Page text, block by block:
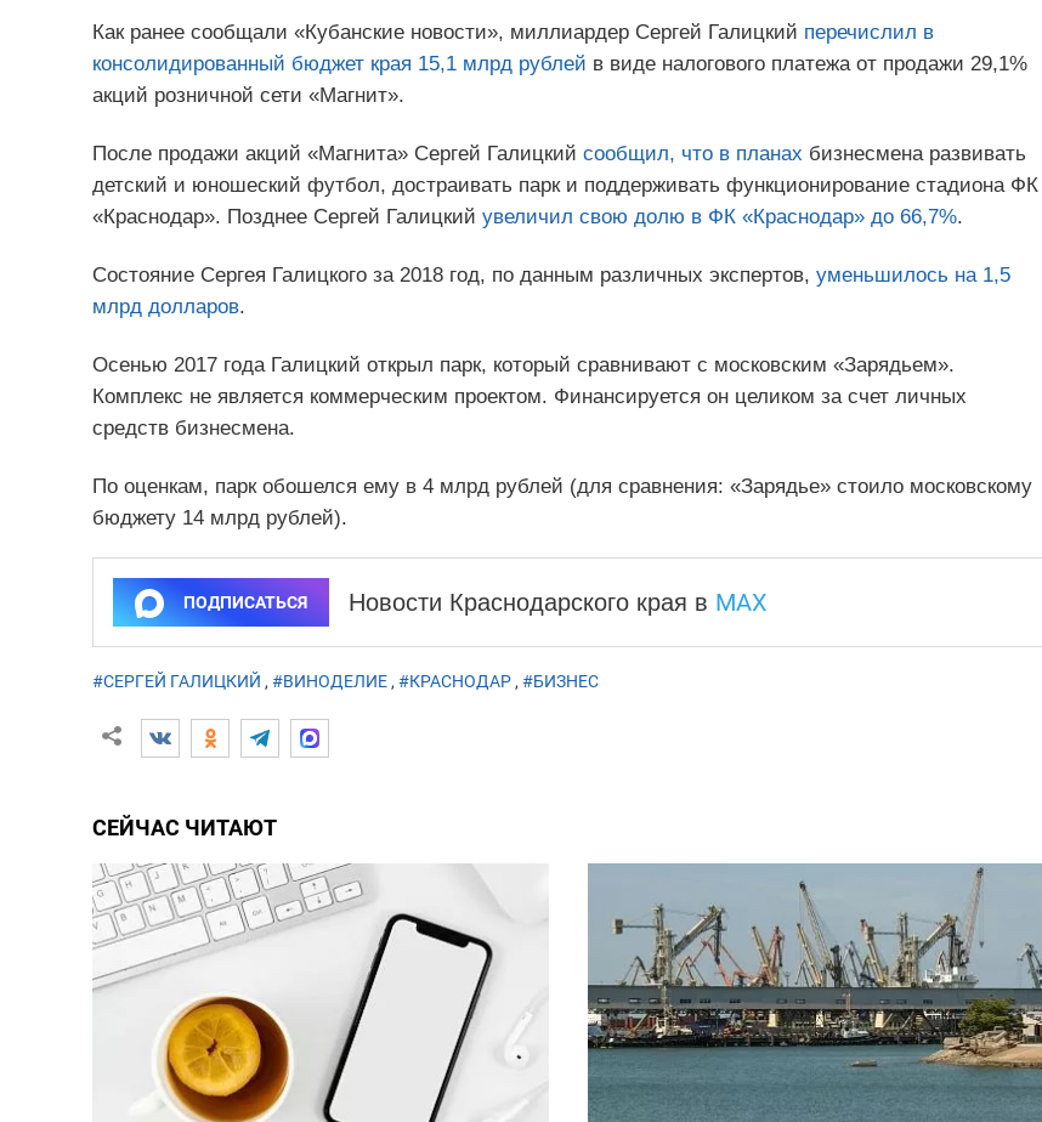
Как ранее сообщали «Кубанские новости», миллиардер Сергей Галицкий перечислил в
консолидированный бюджет края 15,1 млрд рублей в виде налогового платежа от продажи 29,1%
акций розничной сети «Магнит».
После продажи акций «Магнита» Сергей Галицкий сообщил, что в планах бизнесмена развивать
детский и юношеский футбол, достраивать парк и поддерживать функционирование стадиона ФК
«Краснодар». Позднее Сергей Галицкий увеличил свою долю в ФК «Краснодар» до 66,7%.
Состояние Сергея Галицкого за 2018 год, по данным различных экспертов, уменьшилось на 1,5
млрд долларов.
Осенью 2017 года Галицкий открыл парк, который сравнивают с московским «Зарядьем».
Комплекс не является коммерческим проектом. Финансируется он целиком за счет личных
средств бизнесмена.
По оценкам, парк обошелся ему в 4 млрд рублей (для сравнения: «Зарядье» стоило московскому
бюджету 14 млрд рублей).
ПОДПИСАТЬСЯ Новости Краснодарского края в MAX
#СЕРГЕЙ ГАЛИЦКИЙ , #ВИНОДЕЛИЕ, #КРАСНОДАР, #БИЗНЕС
СЕЙЧАС ЧИТАЮТ